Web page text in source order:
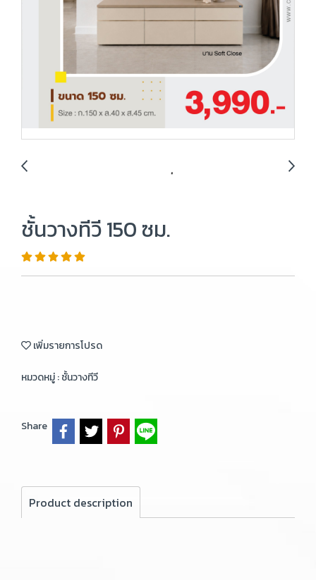
ชั้นวางทีวี 150 ซม.
เพิ่มรายการโปรด
หมวดหมู่ :ชั้นวางทีวี
Share
Product description